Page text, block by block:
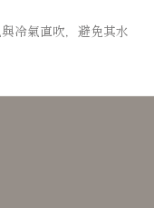
冷氣直吹，避免其水